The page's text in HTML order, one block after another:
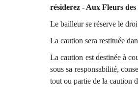
résiderez - Aux Fleurs
Le bailleur se réserve le
La caution sera restituée
La caution est destinée à
sous sa responsabilité,
tout ou partie de la caution